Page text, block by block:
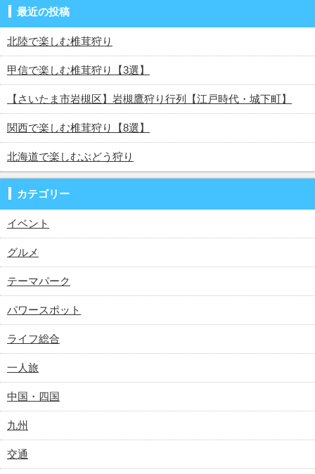
最近の投稿
北陸で楽しむ椎茸狩り
甲信で楽しむ椎茸狩り【3選】
【さいたま市岩槻区】岩槻鷹狩り行列【江戸時代・城下町】
関西で楽しむ椎茸狩り【8選】
北海道で楽しむぶどう狩り
カテゴリー
イベント
グルメ
テーマパーク
パワースポット
ライフ総合
一人旅
中国・四国
九州
交通